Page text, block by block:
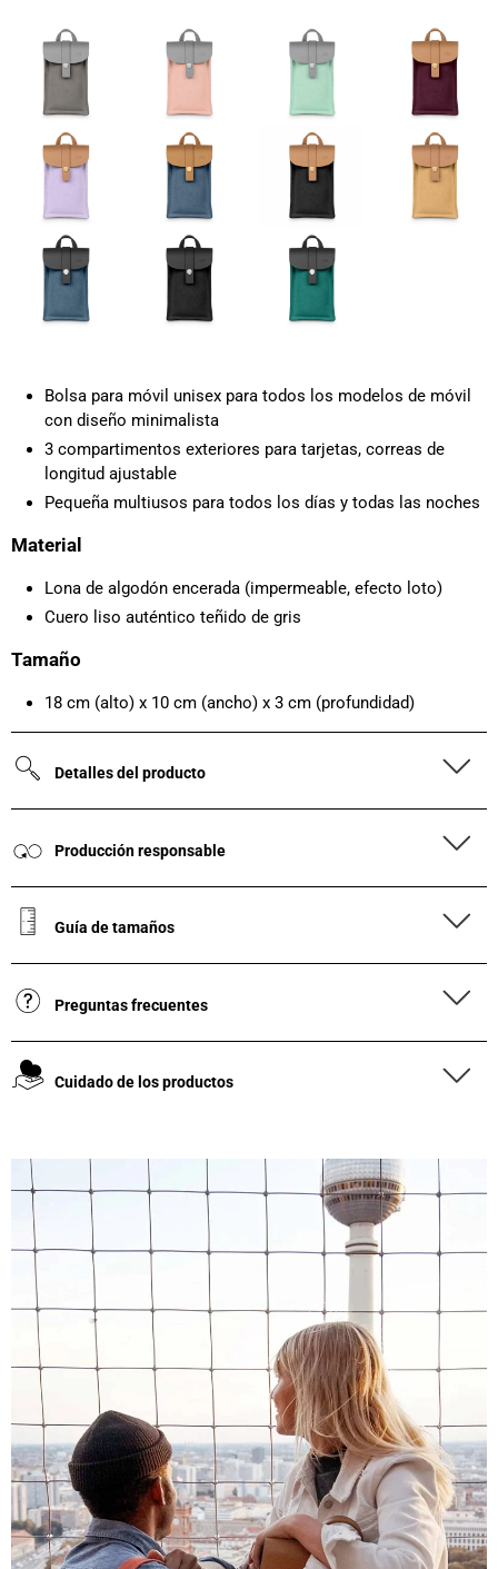
4,8Calificación Reseñas
Leer todas las reseñas
Bolsa para móvil unisex para todos los modelos de móvil
con diseño minimalista
3 compartimentos exteriores para tarjetas, correas de
longitud ajustable
Pequeña multiusos para todos los días y todas las noches
Material
Lona de algodón encerada (impermeable, efecto loto)
Cuero liso auténtico teñido de gris
Tamaño
18 cm (alto) x 10 cm (ancho) x 3 cm (profundidad)
Detalles del producto
Producción responsable
Guía de tamaños
Preguntas frecuentes
Cuidado de los productos